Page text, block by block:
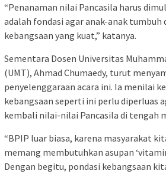
“Penanaman nilai Pancasila harus
adalah fondasi agar anak-anak tumbuh
kebangsaan yang kuat,” katanya.
Sementara Dosen Universitas
(UMT), Ahmad Chumaedy, turut
penyelenggaraan acara ini. Ia menilai
kebangsaan seperti ini perlu diperluas
kembali nilai-nilai Pancasila di tengah
“BPIP luar biasa, karena masyarakat
memang membutuhkan asupan
Dengan begitu, pondasi kebangsaan